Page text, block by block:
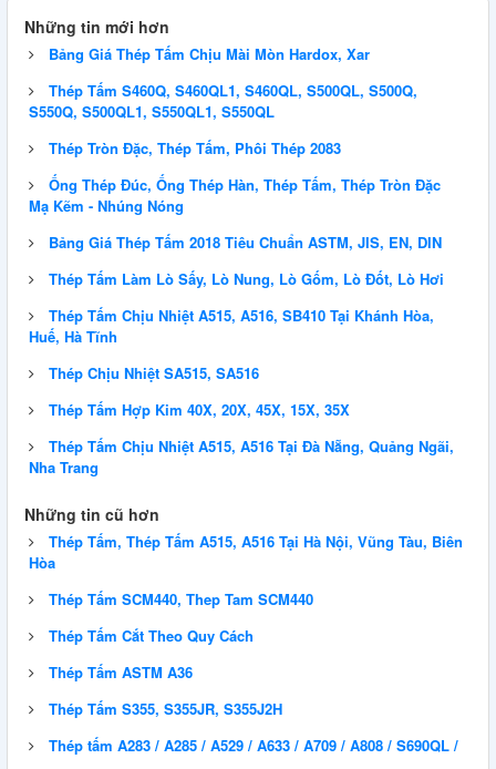
Những tin mới hơn
Bảng Giá Thép Tấm Chịu Mài Mòn Hardox, Xar
Thép Tấm S460Q, S460QL1, S460QL, S500QL, S500Q,
S550Q, S500QL1, S550QL1, S550QL
Thép Tròn Đặc, Thép Tấm, Phôi Thép 2083
Ống Thép Đúc, Ống Thép Hàn, Thép Tấm, Thép Tròn Đặc
Mạ Kẽm - Nhúng Nóng
Bảng Giá Thép Tấm 2018 Tiêu Chuẩn ASTM, JIS, EN, DIN
Thép Tấm Làm Lò Sấy, Lò Nung, Lò Gốm, Lò Đốt, Lò Hơi
Thép Tấm Chịu Nhiệt A515, A516, SB410 Tại Khánh Hòa,
Huế, Hà Tĩnh
Thép Chịu Nhiệt SA515, SA516
Thép Tấm Hợp Kim 40X, 20X, 45X, 15X, 35X
Thép Tấm Chịu Nhiệt A515, A516 Tại Đà Nẵng, Quảng Ngãi,
Nha Trang
Những tin cũ hơn
Thép Tấm, Thép Tấm A515, A516 Tại Hà Nội, Vũng Tàu, Biên
Hòa
Thép Tấm SCM440, Thep Tam SCM440
Thép Tấm Cắt Theo Quy Cách
Thép Tấm ASTM A36
Thép Tấm S355, S355JR, S355J2H
Thép tấm A283 / A285 / A529 / A633 / A709 / A808 / S690QL /